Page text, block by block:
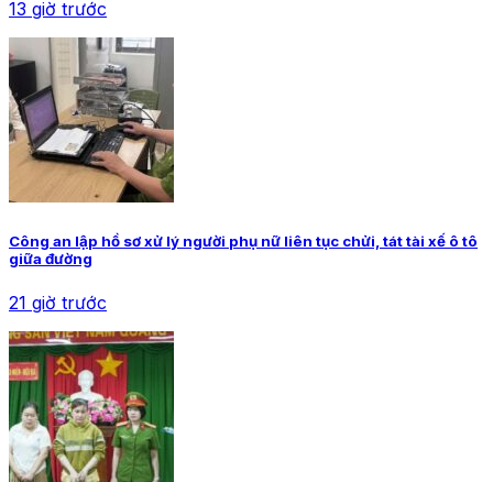
13 giờ trước
Công an lập hồ sơ xử lý người phụ nữ liên tục chửi, tát tài xế ô tô
giữa đường
21 giờ trước